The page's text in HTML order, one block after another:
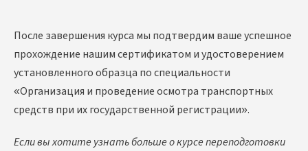
После завершения курса мы подтвердим ваше успешное
прохождение нашим сертификатом и удостоверением
установленного образца по специальности
«Организация и проведение осмотра транспортных
средств при их государственной регистрации».
Если вы хотите узнать больше о курсе переподготовки